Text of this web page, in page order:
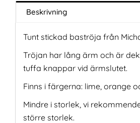
Beskrivning
Tunt stickad baströja från
Tröjan har lång ärm och är
tuffa knappar vid ärmslutet.
Finns i färgerna: lime, orange
Mindre i storlek, vi
större storlek.